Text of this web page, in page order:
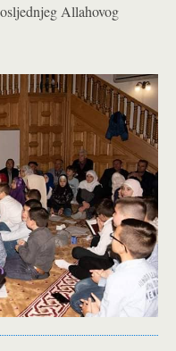
Allahovog